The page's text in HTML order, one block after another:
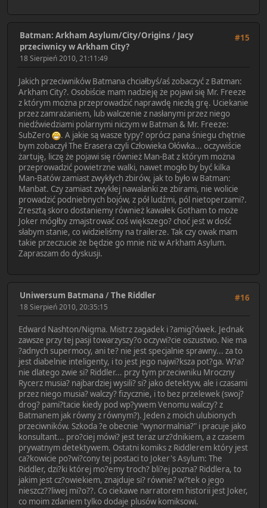
#15
Batman: Arkham Asylum/City/Origins / Jacy
przeciwnicy w Arkham City?
18 Sierpień 2010, 21:11:49
Jakich przeciwników Batmana chciałbyś/aś zobaczyć z Batman:
Arkham City?. Osobiście mam nadzieję że pojawi się Mr. Freeze
z którym można przeprowadzić naprawdę niezłą grę. Uciekanie
przez zamrażaniem, lub walczenie z nasłanymi przez niego
niedźwiedziami polarnymi niczym w Batman & Mr. Freeze:
SubZero
. A jakie są wasze typy? oprócz pana śniegu chętnie
bym zobaczył The Erasera czyli Człowieka Ołówka... oczywiście
żartuję, liczę że pojawi się również Man-Bat z którym można
przeprowadzić powietrzne walki, nawet mogło by być kilka
Man-Batów zamiast zwykłych zbirów, jak to było w Batman:
Manbat. Czy zamiast zwykłej nawalanki ze zbirami, nie wolicie
prowadzić podniebnych bojów, z pół ludźmi, pól nietoperzami?.
Zresztą skoro dostaniemy również kawałek Gotham to może
Joker mógłby zmajstrować coś większego? choć jest w dość
słabym stanie, co widzieliśmy na trailerze. Tak czy owak mam
takie przeczucie że będzie go mnie niż w Arkham Asylum.
Zapraszam do dyskusji.
#16
Uniwersum Batmana /The Riddler
18 Sierpień 2010, 20:35:15
Edward Nashton/Nigma. Mistrz zagadek i ?amig?ówek. Jednak
zawsze przy tej pasji towarzyszy?o oczywi?cie oszustwo. Nie ma
?adnych supermocy, ani te? nie jest specjalnie sprawny... za to
jest diabelnie inteligenty, i to jest jego najwi?ksza pot?ga. W?a?
nie dlatego zwie si? Riddler... przy tym przeciwniku Mroczny
Rycerz musia? najbardziej wysili? si? jako detektyw, ale i czasami
przez niego musia? walczy? fizycznie, i to bez przelewek (swoj?
drog? pami?tacie kiedy pod wp?ywem Venomu walczy? z
Batmanem jak równy z równym?). Jeden z moich ulubionych
przeciwników. Szkoda ?e obecnie "wynormalnia?" i pracuje jako
konsultant... pro?ciej mówi? jest teraz urz?dnikiem, a z czasem
prywatnym detektywem. Ostatni komiks z Riddlerem który jest
ca?kowicie po?wi?cony tej postaci to Joker's Asylum: The
Riddler, dzi?ki której mo?emy troch? bli?ej pozna? Riddlera, to
jakim jest cz?owiekiem, znajduje si? równie? w?tek o jego
nieszcz??liwej mi?o??. Co ciekawe narratorem historii jest Joker,
co moim zdaniem tylko dodaje plusów komiksowi.